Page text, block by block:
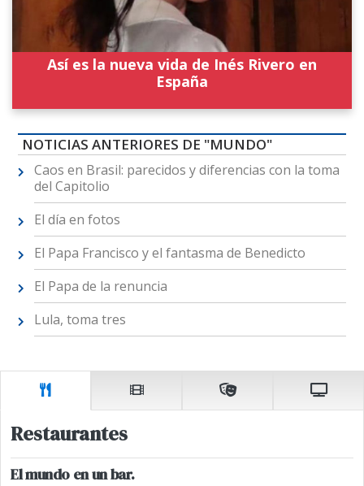
Así es la nueva vida de Inés Rivero en
España
NOTICIAS ANTERIORES DE "MUNDO"
Caos en Brasil: parecidos y diferencias con la toma
del Capitolio
El día en fotos
El Papa Francisco y el fantasma de Benedicto
El Papa de la renuncia
Lula, toma tres
Restaurantes
El mundo en un bar.